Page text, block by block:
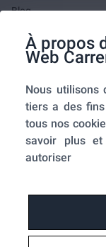
À propos
Web
Nous utilisons
tiers a des
tous nos
savoir plus
autoriser
Blog
Mes commandes
A propos de nous
A propos
Mentions légales
Conditions générales
Utilisation des cookies